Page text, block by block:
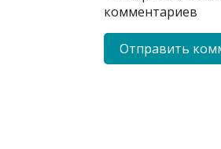
комментариев